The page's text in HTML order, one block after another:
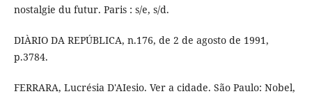
nostalgie du futur. Paris : s/e, s/d.
DIÀRIO DA REPÚBLICA, n.176, de 2 de agosto de 1991,
p.3784.
FERRARA, Lucrésia D'AIesio. Ver a cidade. São Paulo: Nobel,